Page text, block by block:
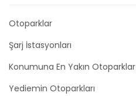
Otoparklar
Şarj İstasyonları
Konumuna En Yakın Otoparklar
Yediemin Otoparkları